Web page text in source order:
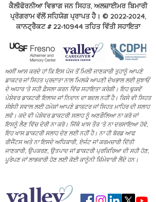
ਕੈਲੀਫੋਰਨੀਆ ਵਿਭਾਗ ਜਨ ਸਿਹਤ, ਅਲਜ਼ਾਈਮਰ ਬਿਮਾਰੀ
ਪ੍ਰੋਗਰਾਮ ਵੱਲੋਂ ਸਹਿਯੋਗ ਪ੍ਰਾਪਤ ਹੈ। © 2022-2024,
ਕਾਨਟ੍ਰੈਕਟ # 22-10944ਤਹਿਤ ਵਿੱਤੀ ਸਹਾਇਤਾ
ਅਸੀਂ ਆਸ ਕਰਦੇ ਹਾਂ ਕਿ ਇਸ ਪੇਜ ਤੋਂ ਮਿਲੀ ਜਾਣਕਾਰੀ ਤੁਹਾਨੂੰ ਆਪਣੇ
ਡਾਕਟਰ ਜਾਂ ਸਿਹਤ ਪ੍ਰਦਾਤਾ ਨਾਲ ਮਿਲਕੇ ਆਪਣੀ ਦੇਖਭਾਲ ਲਈ ਸੁਝਾਓਂ
ਦੇ ਅਧਾਰ 'ਤੇ ਸਹੀ ਫ਼ੈਸਲਾ ਕਰਨ ਵਿੱਚ ਸਹਾਇਤਾ ਕਰੇਗੀ। ਇਹ ਢੁਕਵੇਂ
ਪੇਸ਼ੇਵਰ ਡਾਕਟਰੀ ਇਲਾਜ ਜਾਂ ਨਿਦਾਨ ਦਾ ਬਦਲ ਨਹੀਂ ਹੈ। ਕਿਸੇ ਵੀ ਸਿਹਤ
ਸੰਬੰਧੀ ਸਵਾਲ ਲਈ ਹਮੇਸ਼ਾਂ ਆਪਣੇ ਡਾਕਟਰ ਜਾਂ ਸਿਹਤ ਮਾਹਿਰ ਦੀ ਸਲਾਹ
ਲਵੋ। ਕਦੇ ਵੀ ਪੇਸ਼ੇਵਰ ਡਾਕਟਰੀ ਸਲਾਹ ਨੂੰ ਅਣਗੌਲਿਆ ਨਾ ਕਰੋ ਜਾਂ
ਇਸਨੂੰ ਲੈਣ ਵਿੱਚ ਦੇਰੀ ਨਾ ਕਰੋ। ਜਿੱਥੇ ਖਾਸ ਤੌਰ ’ਤੇ ਨਾ ਦਰਸਾਇਆ ਹੋਵੇ,
ਇਹ ਖਾਸ ਡਾਕਟਰੀ ਸਲਾਹ ਦੇਣ ਲਈ ਨਹੀਂ ਹੈ। ਨਾ ਹੀ ਬੋਰਡ ਆਫ
ਰੀਜੈਂਟਸ ਅਤੇ ਨਾ ਇਸਦੇ ਅਧਿਕਾਰੀ, ਏਜੰਟ ਜਾਂ ਕਰਮਚਾਰੀ ਦਿੱਤੀ
ਜਾਣਕਾਰੀ, ਉਪਕਰਣ, ਉਤਪਾਦ ਜਾਂ ਡਾਕਟਰੀ ਪ੍ਰਕਿਰਿਆ ਦੀ ਸਹੀ ਹੋਣ,
ਪੂਰੇਪਣ ਜਾਂ ਲਾਭਕਾਰੀ ਹੋਣ ਲਈ ਕੋਈ ਕਾਨੂੰਨੀ ਜ਼ਿੰਮੇਵਾਰੀ ਲੈਂਦੇ ਹਨ।